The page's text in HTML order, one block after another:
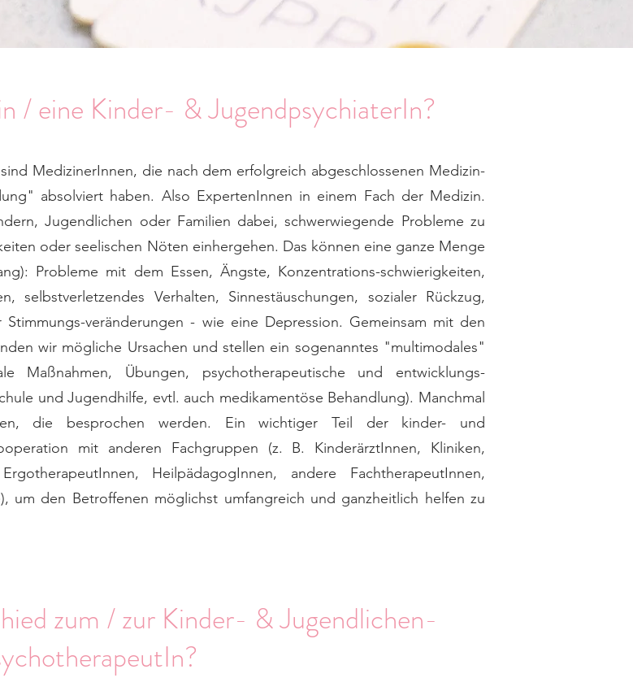
/ eine Kinder- & JugendpsychiaterIn?
MedizinerInnen, die nach dem erfolgreich abgeschlossenen Medizin-
absolviert haben. Also ExpertenInnen in einem Fach der Medizin.
Jugendlichen oder Familien dabei, schwerwiegende Probleme zu
oder seelischen Nöten einhergehen. Das können eine ganze Menge
Probleme mit dem Essen, Ängste, Konzentrations-schwierigkeiten,
selbstverletzendes Verhalten, Sinnestäuschungen, sozialer Rückzug,
veränderungen - wie eine Depression. Gemeinsam mit den
wir mögliche Ursachen und stellen ein sogenanntes "multimodales"
Maßnahmen, Übungen, psychotherapeutische und entwicklungs-
und Jugendhilfe, evtl. auch medikamentöse Behandlung). Manchmal
die besprochen werden. Ein wichtiger Teil der kinder- und
mit anderen Fachgruppen (z. B. KinderärztInnen, Kliniken,
HeilpädagogInnen, andere FachtherapeutInnen,
um den Betroffenen möglichst umfangreich und ganzheitlich helfen zu
zum / zur Kinder- & Jugendlichen-